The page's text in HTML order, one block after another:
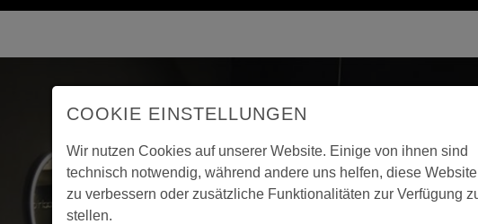
COOKIE EINSTELLUNGEN
Wir nutzen Cookies auf unserer Website. Einige von ihnen sind
technisch notwendig, während andere uns helfen, diese Website
zu verbessern oder zusätzliche Funktionalitäten zur Verfügung
stellen.